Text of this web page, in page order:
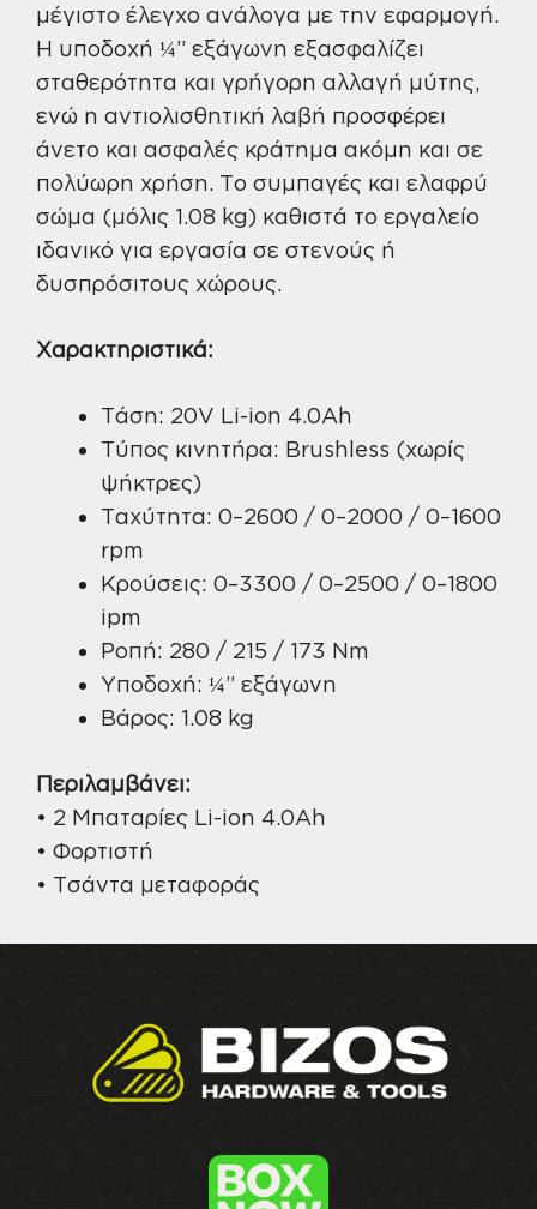
μέγιστο έλεγχο ανάλογα με την εφαρμογή.
Η υποδοχή ¼” εξάγωνη εξασφαλίζει
σταθερότητα και γρήγορη αλλαγή μύτης,
ενώ η αντιολισθητική λαβή προσφέρει
άνετο και ασφαλές κράτημα ακόμη και σε
πολύωρη χρήση. Το συμπαγές και ελαφρύ
σώμα (μόλις 1.08 kg) καθιστά το εργαλείο
ιδανικό για εργασία σε στενούς ή
δυσπρόσιτους χώρους.
Χαρακτηριστικά:
Τάση: 20V Li-ion 4.0Ah
Τύπος κινητήρα: Brushless (χωρίς
ψήκτρες)
Ταχύτητα: 0–2600 / 0–2000 / 0–1600
rpm
Κρούσεις: 0–3300 / 0–2500 / 0–1800
ipm
Ροπή: 280 / 215 / 173 Nm
Υποδοχή: ¼” εξάγωνη
Βάρος: 1.08 kg
Περιλαμβάνει:
• 2 Μπαταρίες Li-ion 4.0Ah
• Φορτιστή
• Τσάντα μεταφοράς